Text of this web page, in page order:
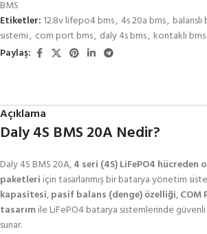
BMS
Etiketler: 12.8v lifepo4 bms, 4s 20a bms, balanslı
sistemi, com port bms, daly 4s bms, kontaklı bms
Paylaş:
Açıklama
Daly 4S BMS 20A Nedir?
Daly 4S BMS 20A,4 seri (4S) LiFePO4 hücreden
paketleri için tasarlanmış bir batarya yönetim
kapasitesi,pasif balans (denge) özelliği,COM
tasarımile LiFePO4 batarya sistemlerinde
sunar.